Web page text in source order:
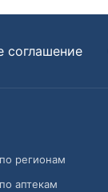
соглашение
регионам
аптекам